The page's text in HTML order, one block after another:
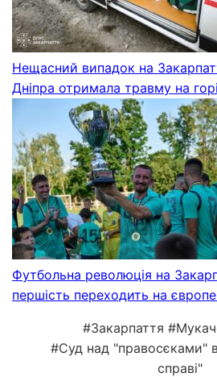
Нещасний випадок на
Дніпра отримала травму на
Футбольна революція на
першість переходить на
#Закарпаття
#Суд над "правосєками" в
справі"